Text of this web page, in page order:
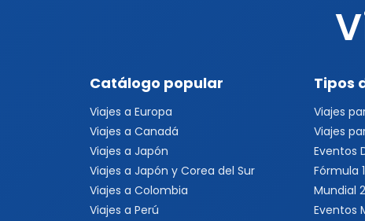
Catálogo popular
Viajes a Europa
Viajes a Canadá
Viajes a Japón
Viajes a Japón y Corea del Sur
Viajes a Colombia
Viajes a Perú
Tipos
Viajes
Viajes
Eventos
Fórmula 1
Mundial
Eventos